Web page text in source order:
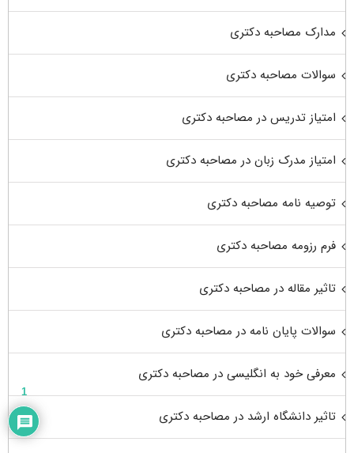
مدارک مصاحبه دکتری
سوالات مصاحبه دکتری
امتیاز تدریس در مصاحبه دکتری
امتیاز مدرک زبان در مصاحبه دکتری
توصیه نامه مصاحبه دکتری
فرم رزومه مصاحبه دکتری
تاثیر مقاله در مصاحبه دکتری
سوالات پایان نامه در مصاحبه دکتری
معرفی خود به انگلیسی در مصاحبه دکتری
تاثیر دانشگاه ارشد در مصاحبه دکتری
1